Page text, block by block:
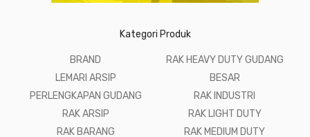
Kategori Produk
BRAND
LEMARI ARSIP
PERLENGKAPAN GUDANG
RAK ARSIP
RAK BARANG
RAK HEAVY DUTY GUDANG
BESAR
RAK INDUSTRI
RAK LIGHT DUTY
RAK MEDIUM DUTY